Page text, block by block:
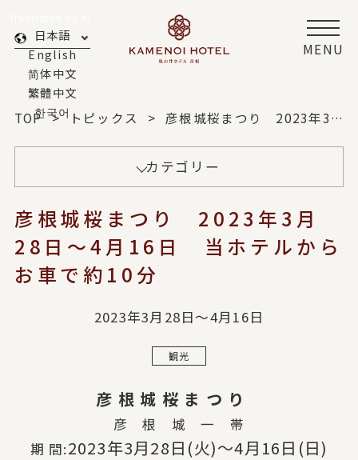
MENU
日本語
English
简体中文
繁體中文
한국어
TOP トピックス 彦根城桜まつり 2023年3月28日～4月16日 当ホテルからお車で約10分
カテゴリー
彦根城桜まつり 2023年3月
28日～4月16日 当ホテルから
お車で約10分
2023年3月28日～4月16日
観光
彦 根 城 桜 ま つ り
彦 根 城 一 帯
期 間:2023年3月28日(火)〜4月16日(日)